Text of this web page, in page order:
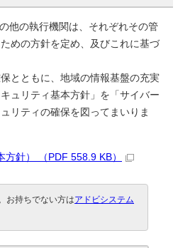
他の執行機関は、それぞれその管
めの方針を定め、及びこれに基づ
とともに、地域の情報基盤の充実
ュリティ基本方針」を「サイバー
リティの確保を図ってまいりま
針） （PDF 558.9 KB）
お持ちでない方はアドビシステム